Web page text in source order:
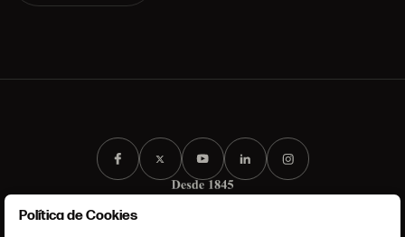
Política de Cookies